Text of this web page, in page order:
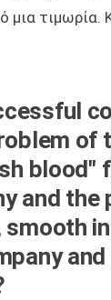
μια τιμωρία.
of
blood"
and the
smooth